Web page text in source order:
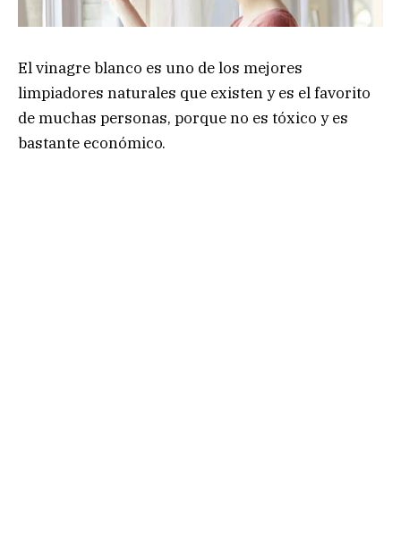
El vinagre blanco es uno de los mejores
limpiadores naturales que existen y es el favorito
de muchas personas, porque no es tóxico y es
bastante económico.